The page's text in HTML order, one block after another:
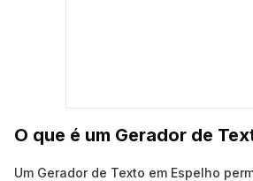
O que é um Gerador de
Um Gerador de Texto em Espelho